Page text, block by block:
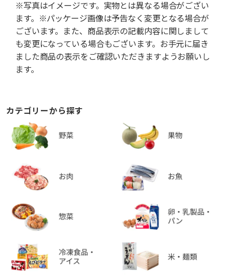
※写真はイメージです。実物とは異なる場合がござい
ます。※パッケージ画像は予告なく変更となる場合が
ございます。また、商品表示の記載内容に関しまして
も変更になっている場合もございます。お手元に届き
ました商品の表示をご確認いただきますようお願いし
ます。
カテゴリーから探す